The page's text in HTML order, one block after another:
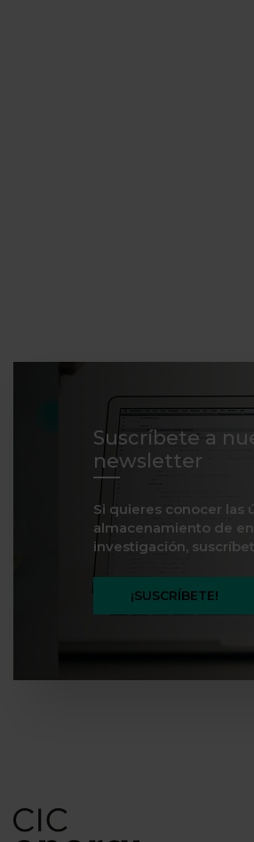
Suscríbete a
newsletter
Si quieres conocer las
almacenamiento de
investigación,
¡SUSCRÍBETE!